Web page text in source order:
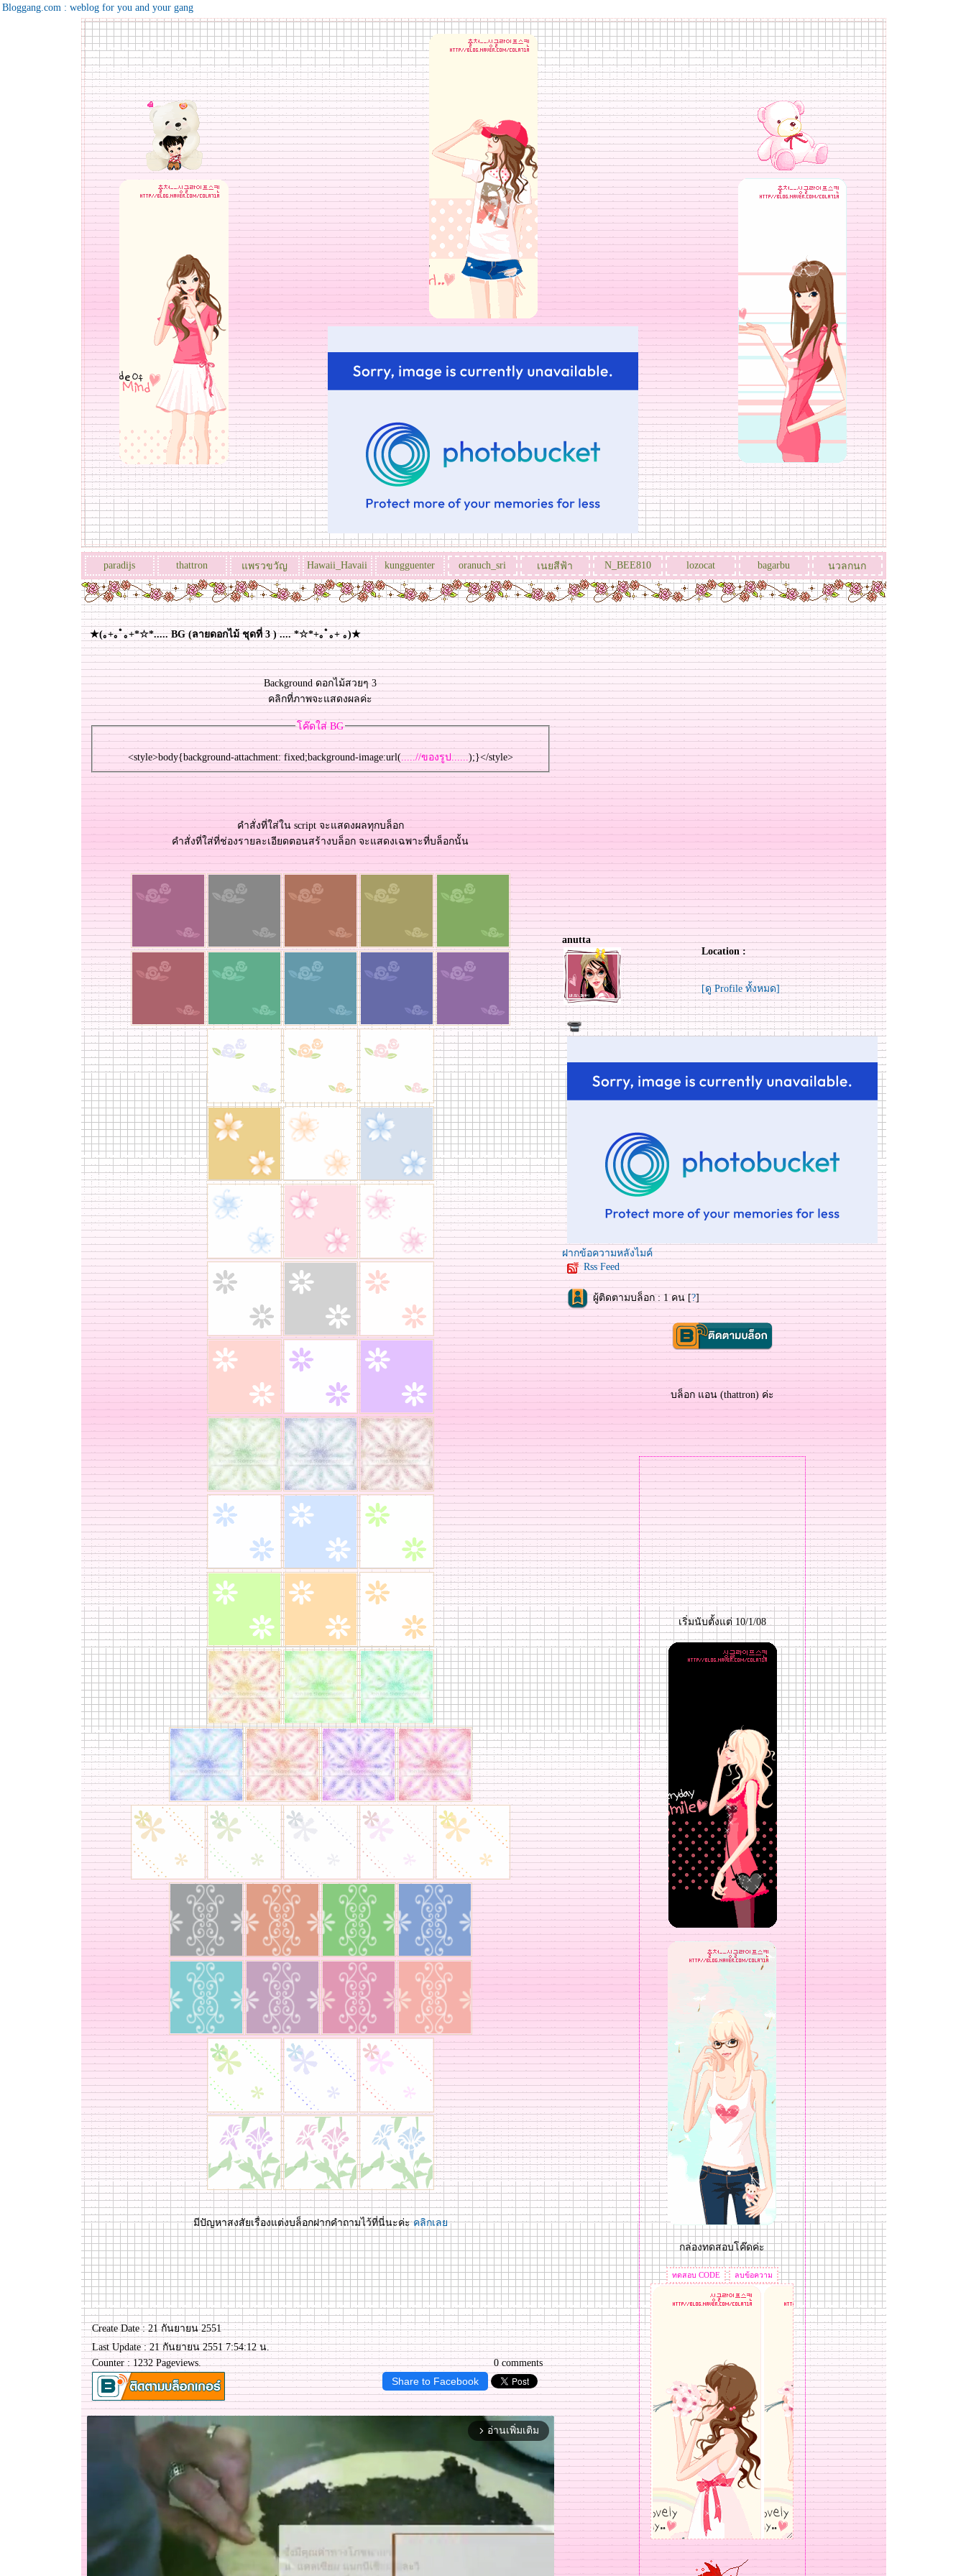
Bloggang.com : weblog for you and your gang
paradijs thattron พรวขวัญ Hawaii_Havaii kungguenter oranuch_sri เนยสีฟ้า N_BEE810 lozocat bagarbu นวลกนก
★(｡+｡ﾟ｡+*☆*..... BG (ลายดอกไม้ ชุดที่ 3 ) .... *☆*+｡ﾟ｡+ ｡)★
Background ดอกไม้สวยๆ 3
คลิกที่ภาพจะแสดงผลค่ะ
ค๊ดใส่ BG
<style>body{background-attachment: fixed;background-image:url(.....//ของรูป...... );}</style>
คำสั่งที่ใส่ใน script จะแสดงผลทุกบล็อก
คำสั่งที่ใส่ที่ช่องรายละเอียดตอนสร้างบล็อก จะแสดงเฉพาะที่บล็อกนั้น
มีปัญหาสงสัยเรื่องแต่งบล็อกฝากคำถามไว้ที่นี่นะค่ะคลิกเล
Create Date : 21 กันยายน 2551
0 comments
Last Update : 21 กันยายน 2551 7:54:12 น.
Counter : 1232 Pageviews.
Share to Facebook
arrow_forward_ios อ่านเพิ่มเติม
anutta
Location :
[ดู Profile ทั้งหมด]
ฝากข้อความหลังไมค์
Rss Feed
ผู้ติดตามบล็อก : 1 คน [?]
บล็อก แอน (thattron) ค่ะ
เริ่มนับตั้งแต่ 10/1/08
กล่องทดสอบโค๊ดค่ะ